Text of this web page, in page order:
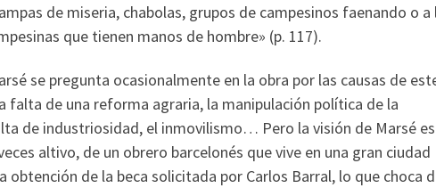
de miseria, chabolas, grupos de campesinos faenando o
que tienen manos de hombre» (p. 117).
se pregunta ocasionalmente en la obra por las causas de
de una reforma agraria, la manipulación política de la
de industriosidad, el inmovilismo… Pero la visión de Marsé
altivo, de un obrero barcelonés que vive en una gran ciudad
obtención de la beca solicitada por Carlos Barral, lo que choca